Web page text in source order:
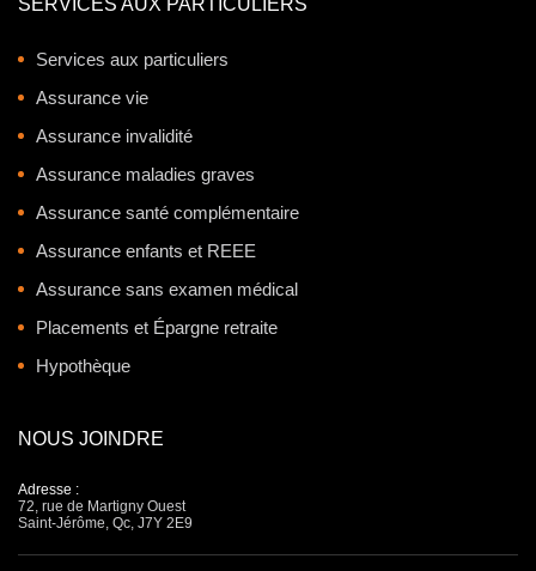
Services aux particuliers
Assurance vie
Assurance invalidité
Assurance maladies graves
Assurance santé complémentaire
Assurance enfants et REEE
Assurance sans examen médical
Placements et Épargne retraite
Hypothèque
NOUS JOINDRE
Adresse :
72, rue de Martigny Ouest
Saint-Jérôme, Qc, J7Y 2E9